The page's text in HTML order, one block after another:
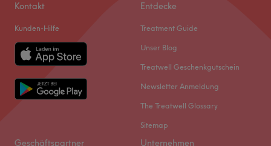
Kontakt
Kunden-Hilfe
Entdecke
Treatment Guide
Unser Blog
Treatwell Geschenkgutschein
Newsletter Anmeldung
The Treatwell Glossary
Sitemap
Geschäftspartner Unternehmen